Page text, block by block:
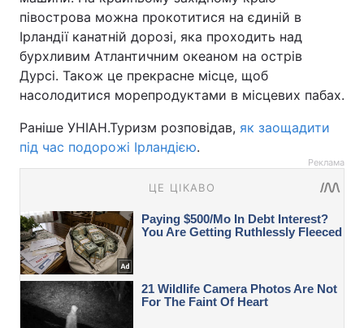
півострова можна прокотитися на єдиній в
Ірландії канатній дорозі, яка проходить над
бурхливим Атлантичним океаном на острів
Дурсі. Також це прекрасне місце, щоб
насолодитися морепродуктами в місцевих пабах.
Раніше УНІАН.Туризм розповідав, як заощадити
під час подорожі Ірландією.
Реклама